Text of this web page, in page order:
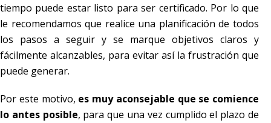
tiempo puede estar listo para ser certificado. Por lo que
le recomendamos que realice una planificación de todos
los pasos a seguir y se marque objetivos claros y
fácilmente alcanzables, para evitar así la frustración que
puede generar.
Por este motivo, es muy aconsejable que se comience
lo antes posible, para que una vez cumplido el plazo de